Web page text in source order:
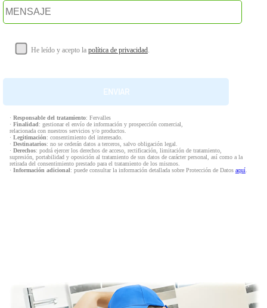
He leído y acepto la política de privacidad.
· Responsable del tratamiento: Fervalles
· Finalidad: gestionar el envío de información y prospección comercial,
relacionada con nuestros servicios y/o productos.
· Legitimación: consentimiento del interesado.
· Destinatarios: no se cederán datos a terceros, salvo obligación legal.
· Derechos: podrá ejercer los derechos de acceso, rectificación, limitación de tratamiento,
supresión, portabilidad y oposición al tratamiento de sus datos de carácter personal, así como a la
retirada del consentimiento prestado para el tratamiento de los mismos.
· Información adicional: puede consultar la información detallada sobre Protección de Datos aquí.